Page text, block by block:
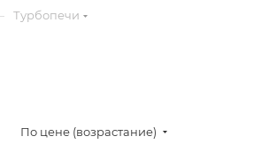
Турбопечи
По цене (возрастание)